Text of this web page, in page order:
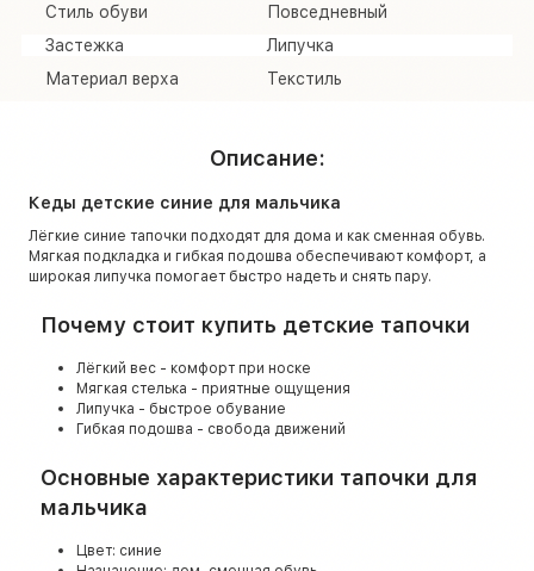
Стиль обуви
Повседневный
Застежка
Липучка
Материал верха
Текстиль
Описание:
Кеды детские синие для мальчика
Лёгкие синие тапочки подходят для дома и как сменная обувь.
Мягкая подкладка и гибкая подошва обеспечивают комфорт, а
широкая липучка помогает быстро надеть и снять пару.
Почему стоит купить детские тапочки
Лёгкий вес - комфорт при носке
Мягкая стелька - приятные ощущения
Липучка - быстрое обувание
Гибкая подошва - свобода движений
Основные характеристики тапочки для
мальчика
Цвет: синие